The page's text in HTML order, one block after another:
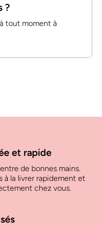
?
tout moment à
et rapide
de bonnes mains.
à la livrer rapidement et
chez vous.